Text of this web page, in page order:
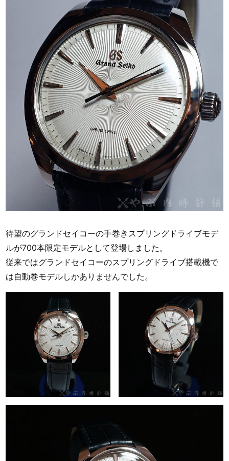
待望のグランドセイコーの手巻きスプリングドライブモデ
ルが700本限定モデルとして登場しました。
従来ではグランドセイコーのスプリングドライブ搭載機で
は自動巻モデルしかありませんでした。